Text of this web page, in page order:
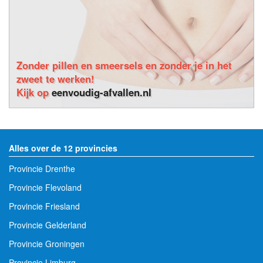
Zonder pillen en smeersels en zonder je in het
zweet te werken!
Kijk opeenvoudig-afvallen.nl
Alles over de 12 provincies
Provincie Drenthe
Provincie Flevoland
Provincie Friesland
Provincie Gelderland
Provincie Groningen